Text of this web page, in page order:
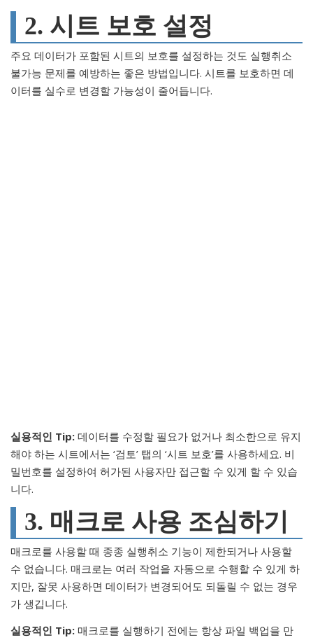
2. 시트 보호 설정
주요 데이터가 포함된 시트의 보호를 설정하는 것도 실행취소
불가능 문제를 예방하는 좋은 방법입니다. 시트를 보호하면 데
이터를 실수로 변경할 가능성이 줄어듭니다.
실용적인 Tip: 데이터를 수정할 필요가 없거나 최소한으로 유지
해야 하는 시트에서는 ‘검토’ 탭의 ‘시트 보호’를 사용하세요. 비
밀번호를 설정하여 허가된 사용자만 접근할 수 있게 할 수 있습
니다.
3. 매크로 사용 조심하기
매크로를 사용할 때 종종 실행취소 기능이 제한되거나 사용할
수 없습니다. 매크로는 여러 작업을 자동으로 수행할 수 있게 하
지만, 잘못 사용하면 데이터가 변경되어도 되돌릴 수 없는 경우
가 생깁니다.
실용적인 Tip: 매크로를 실행하기 전에는 항상 파일 백업을 만